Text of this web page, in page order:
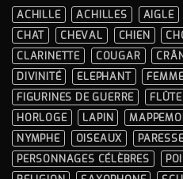
?
ACHILLE ACHILLES AIGLE
CHAT
CHEVAL CHIEN
CLARINETTE
COUGAR
DIVINITÉ
ELEPHANT
FIGURINES DE GUERRE
FLÛTE
HORLOGE
LAPIN
NYMPHE
OISEAUX
PERSONNAGES CÉLÈBRES